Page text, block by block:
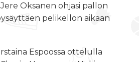
Oksanen ohjasi pallon
pelikellon aikaan
Espoossa ottelulla